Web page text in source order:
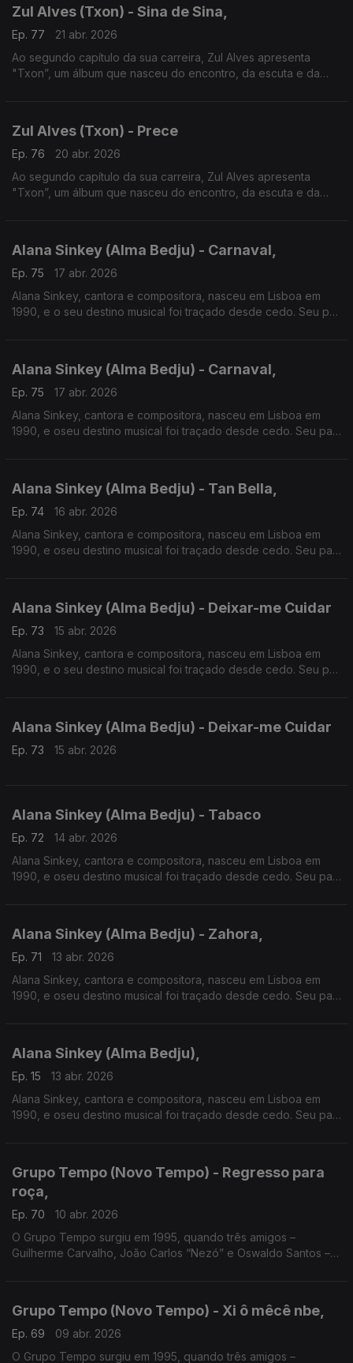
Zul Alves (Txon) - Sina de Sina,
Ep. 77
21 abr. 2026
Ao segundo capítulo da sua carreira, Zul Alves apresenta
"Txon”, um álbum que nasceu do encontro, da escuta e da
Zul Alves (Txon) - Prece
Ep. 76
20 abr. 2026
Ao segundo capítulo da sua carreira, Zul Alves apresenta
"Txon”, um álbum que nasceu do encontro, da escuta e da
Alana Sinkey (Alma Bedju) - Carnaval,
Ep. 75
17 abr. 2026
Alana Sinkey, cantora e compositora, nasceu em Lisboa em
1990, e o seu destino musical foi traçado desde cedo. Seu pai,
Alana Sinkey (Alma Bedju) - Carnaval,
Ep. 75
17 abr. 2026
Alana Sinkey, cantora e compositora, nasceu em Lisboa em
1990, e oseu destino musical foi traçado desde cedo. Seu pai,
Alana Sinkey (Alma Bedju) - Tan Bella,
Ep. 74
16 abr. 2026
Alana Sinkey, cantora e compositora, nasceu em Lisboa em
1990, e oseu destino musical foi traçado desde cedo. Seu pai,
Alana Sinkey (Alma Bedju) - Deixar-me Cuidar
Ep. 73
15 abr. 2026
Alana Sinkey, cantora e compositora, nasceu em Lisboa em
1990, e o seu destino musical foi traçado desde cedo. Seu pai,
Alana Sinkey (Alma Bedju) - Deixar-me Cuidar
Ep. 73 15 abr. 2026
Alana Sinkey (Alma Bedju) - Tabaco
Ep. 72
14 abr. 2026
Alana Sinkey, cantora e compositora, nasceu em Lisboa em
1990, e oseu destino musical foi traçado desde cedo. Seu pai,
Alana Sinkey (Alma Bedju) - Zahora,
Ep. 71
13 abr. 2026
Alana Sinkey, cantora e compositora, nasceu em Lisboa em
1990, e oseu destino musical foi traçado desde cedo. Seu pai,
Alana Sinkey (Alma Bedju),
Ep. 15
13 abr. 2026
Alana Sinkey, cantora e compositora, nasceu em Lisboa em
1990, e oseu destino musical foi traçado desde cedo. Seu pai,
Grupo Tempo (Novo Tempo) - Regresso para
roça,
Ep. 70
10 abr. 2026
O Grupo Tempo surgiu em 1995, quando três amigos –
Guilherme Carvalho, João Carlos “Nezó” e Oswaldo Santos –
Grupo Tempo (Novo Tempo) - Xi ô mêcê nbe,
Ep. 69
09 abr. 2026
O Grupo Tempo surgiu em 1995, quando três amigos –